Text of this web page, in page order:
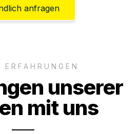
anfragen
ERFAHRUNGEN
unserer
mit uns